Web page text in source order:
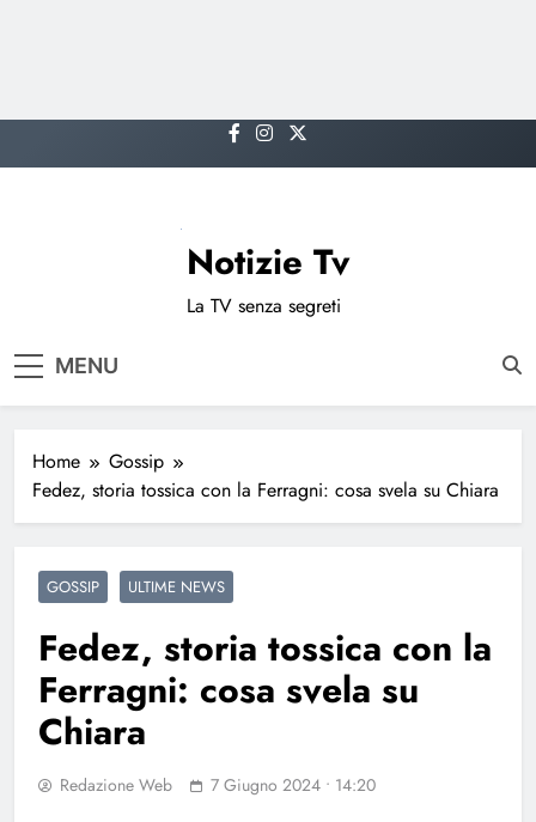
to
Notizie Tv
La TV senza segreti
MENU
Home
Gossip
Fedez, storia tossica con la Ferragni: cosa svela su Chiara
GOSSIP ULTIME NEWS
Fedez, storia tossica con la
Ferragni: cosa svela su
Chiara
Redazione Web 7 Giugno 2024 • 14:20